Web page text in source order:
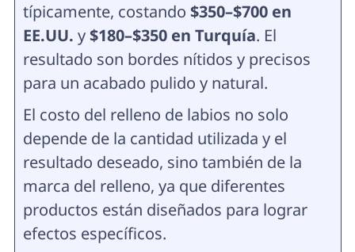
típicamente, costando $350–$700 en
EE.UU. y $180–$350 en Turquía. El
resultado son bordes nítidos y precisos
para un acabado pulido y natural.
El costo del relleno de labios no solo
depende de la cantidad utilizada y el
resultado deseado, sino también de la
marca del relleno, ya que diferentes
productos están diseñados para lograr
efectos específicos.